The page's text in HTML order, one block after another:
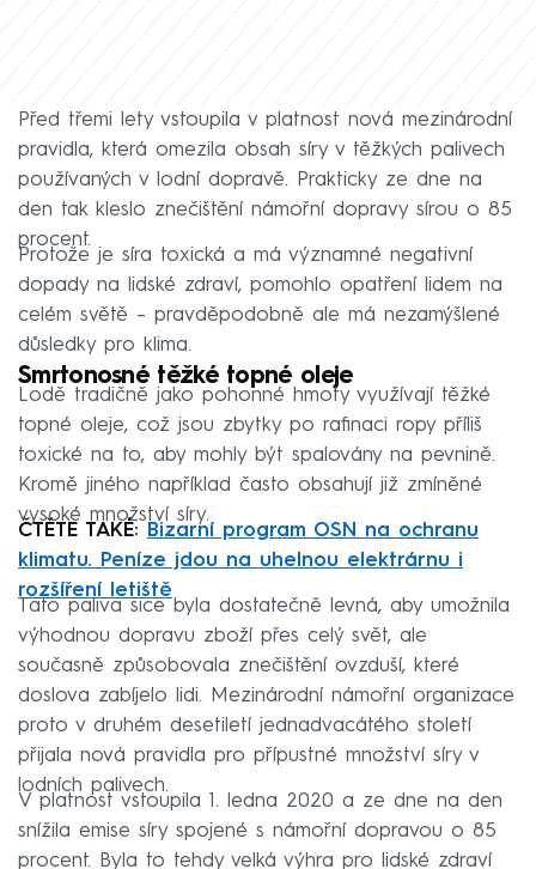
Před třemi lety vstoupila v platnost nová mezinárodní
pravidla, která omezila obsah síry v těžkých palivech
používaných v lodní dopravě. Prakticky ze dne na
den tak kleslo znečištění námořní dopravy sírou o 85
procent.
Protože je síra toxická a má významné negativní
dopady na lidské zdraví, pomohlo opatření lidem na
celém světě – pravděpodobně ale má nezamýšlené
důsledky pro klima.
Smrtonosné těžké topné oleje
Lodě tradičně jako pohonné hmoty využívají těžké
topné oleje, což jsou zbytky po rafinaci ropy příliš
toxické na to, aby mohly být spalovány na pevnině.
Kromě jiného například často obsahují již zmíněné
vysoké množství síry.
ČTĚTE TAKÉ:
Bizarní program OSN na ochranu
klimatu. Peníze jdou na uhelnou elektrárnu i
rozšíření letiště
Tato paliva sice byla dostatečně levná, aby umožnila
výhodnou dopravu zboží přes celý svět, ale
současně způsobovala znečištění ovzduší, které
doslova zabíjelo lidi. Mezinárodní námořní organizace
proto v druhém desetiletí jednadvacátého století
přijala nová pravidla pro přípustné množství síry v
lodních palivech.
V platnost vstoupila 1. ledna 2020 a ze dne na den
snížila emise síry spojené s námořní dopravou o 85
procent. Byla to tehdy velká výhra pro lidské zdraví